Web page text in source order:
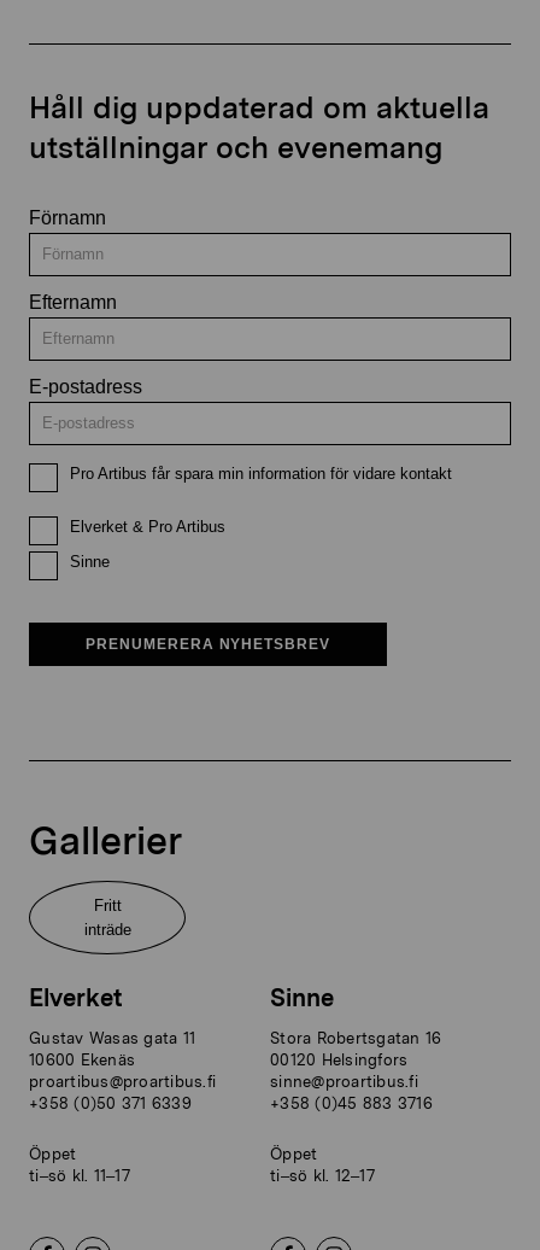
Håll dig uppdaterad om aktuella
utställningar och evenemang
Förnamn
Efternamn
E-postadress
Pro Artibus får spara min information för vidare kontakt
Elverket & Pro Artibus
Sinne
PRENUMERERA NYHETSBREV
Gallerier
Fritt
inträde
Elverket
Gustav Wasas gata 11
10600 Ekenäs
proartibus@proartibus.fi
+358 (0)50 371 6339
Öppet
ti–sö kl. 11–17
Sinne
Stora Robertsgatan 16
00120 Helsingfors
sinne@proartibus.fi
+358 (0)45 883 3716
Öppet
ti–sö kl. 12–17